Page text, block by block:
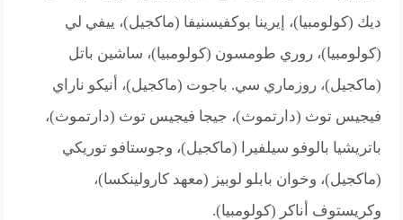
ديك (كولومبيا)، إيرينا بوكفيسنيفا (ماكجيل)، ييفي لي
(كولومبيا)، روري طومسون (كولومبيا)، ساشين باتل
(ماكجيل)، روزماري سي. باجوت (ماكجيل)، أنيكو ناراي
فيجيس توث (دارتموث)، جيجا فيجيس توث (دارتموث)،
باتريشيا بالوفو سيلفيرا (ماكجيل)، وجوستافو توريكي
(ماكجيل)، وخوان بابلو لوبيز (معهد كارولينكسا)،
وكريستوف أناكر (كولومبيا).